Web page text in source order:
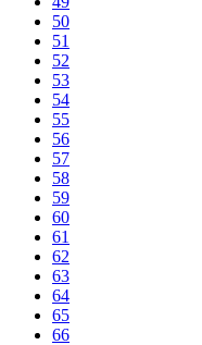
50
51
52
53
54
55
56
57
58
59
60
61
62
63
64
65
66